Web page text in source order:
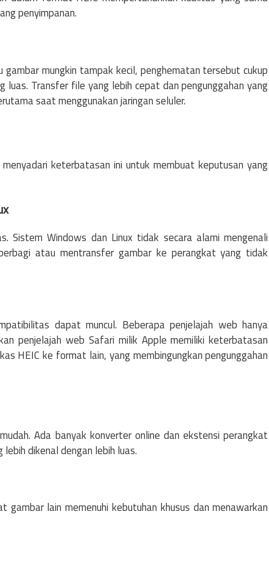
penyimpanan.
mungkin tampak kecil, penghematan tersebut cukup
Transfer file yang lebih cepat dan pengunggahan yang
saat menggunakan jaringan seluler.
keterbatasan ini untuk membuat keputusan yang
Sistem Windows dan Linux tidak secara alami mengenali
atau mentransfer gambar ke perangkat yang tidak
dapat muncul. Beberapa penjelajah web hanya
penjelajah web Safari milik Apple memiliki keterbatasan
HEIC ke format lain, yang membingungkan pengunggahan
Ada banyak konverter online dan ekstensi perangkat
dikenal dengan lebih luas.
lain memenuhi kebutuhan khusus dan menawarkan